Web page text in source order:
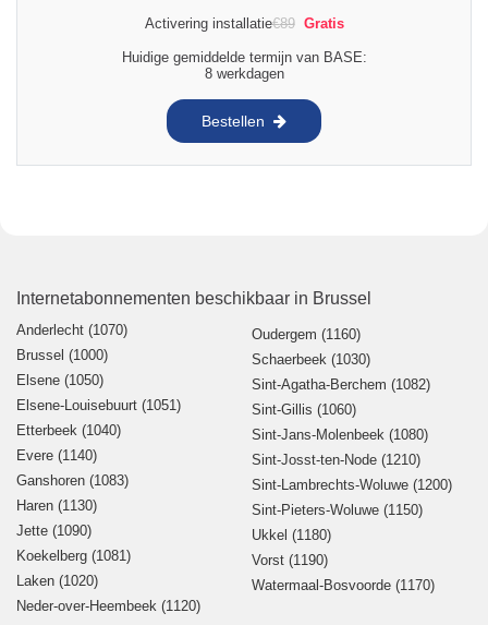
Activering installatie€89 Gratis
Huidige gemiddelde termijn van BASE:
8 werkdagen
Bestellen
Internetabonnementen beschikbaar in Brussel
Anderlecht (1070)
Brussel (1000)
Elsene (1050)
Elsene-Louisebuurt (1051)
Etterbeek (1040)
Evere (1140)
Ganshoren (1083)
Haren (1130)
Jette (1090)
Koekelberg (1081)
Laken (1020)
Neder-over-Heembeek (1120)
Oudergem (1160)
Schaerbeek (1030)
Sint-Agatha-Berchem (1082)
Sint-Gillis (1060)
Sint-Jans-Molenbeek (1080)
Sint-Josst-ten-Node (1210)
Sint-Lambrechts-Woluwe (1200)
Sint-Pieters-Woluwe (1150)
Ukkel (1180)
Vorst (1190)
Watermaal-Bosvoorde (1170)